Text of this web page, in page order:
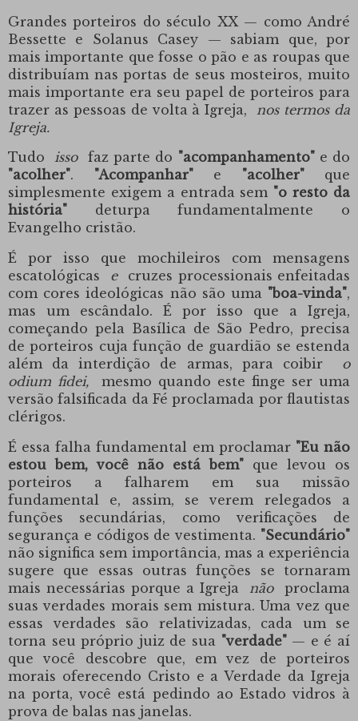
Grandes porteiros do século XX — como André
Bessette e Solanus Casey — sabiam que, por
mais importante que fosse o pão e as roupas que
distribuíam nas portas de seus mosteiros, muito
mais importante era seu papel de porteiros para
trazer as pessoas de volta à Igreja, nos termos da
Igreja.
Tudoisso faz parte do "acompanhamento"e do
"acolher". "Acompanhar"e "acolher"que
simplesmente exigem a entrada sem "o resto da
história" deturpa fundamentalmente o
Evangelho cristão.
É por isso que mochileiros com mensagens
escatológicas e
cruzes processionais enfeitadas
com cores ideológicas não são uma "boa-vinda",
mas um escândalo. É por isso que a Igreja,
começando pela Basílica de São Pedro, precisa
de porteiros cuja função de guardião se estenda
além da interdição de armas, para coibir o
odium fidei, mesmo quando este finge ser uma
versão falsificada da Fé proclamada por flautistas
clérigos.
É essa falha fundamental em proclamar "Eu não
estou bem, você não está bem" que levou os
porteiros a falharem em sua missão
fundamental e, assim, se verem relegados a
funções secundárias, como verificações de
segurança e códigos de vestimenta. "Secundário"
não significa sem importância, mas a experiência
sugere que essas outras funções se tornaram
mais necessárias porque a Igrejanão
proclama
suas verdades morais sem mistura. Uma vez que
essas verdades são relativizadas, cada um se
torna seu próprio juiz de sua "verdade"— e é aí
que você descobre que, em vez de porteiros
morais oferecendo Cristo e a Verdade da Igreja
na porta, você está pedindo ao Estado vidros à
prova de balas nas janelas.